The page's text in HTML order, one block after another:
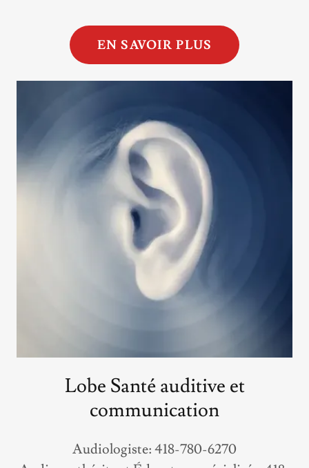
EN SAVOIR PLUS
Lobe Santé auditive et
communication
Audiologiste: 418-780-6270